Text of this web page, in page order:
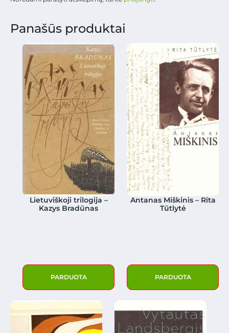
Panašūs produktai
Lietuviškoji trilogija –
Kazys Bradūnas
PARDUOTA
Antanas Miškinis – Rita
Tūtlytė
PARDUOTA